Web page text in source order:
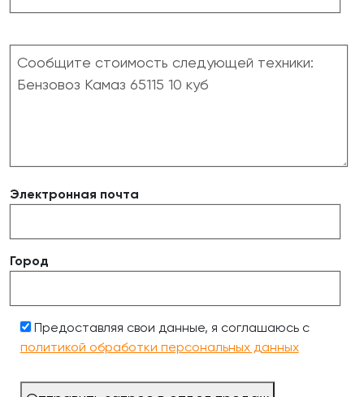
Электронная почта
Город
Предоставляя свои данные, я соглашаюсь с
политикой обработки персональных данных